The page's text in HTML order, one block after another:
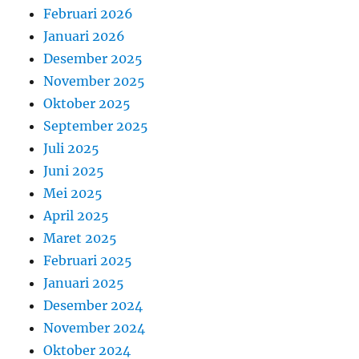
Februari 2026
Januari 2026
Desember 2025
November 2025
Oktober 2025
September 2025
Juli 2025
Juni 2025
Mei 2025
April 2025
Maret 2025
Februari 2025
Januari 2025
Desember 2024
November 2024
Oktober 2024